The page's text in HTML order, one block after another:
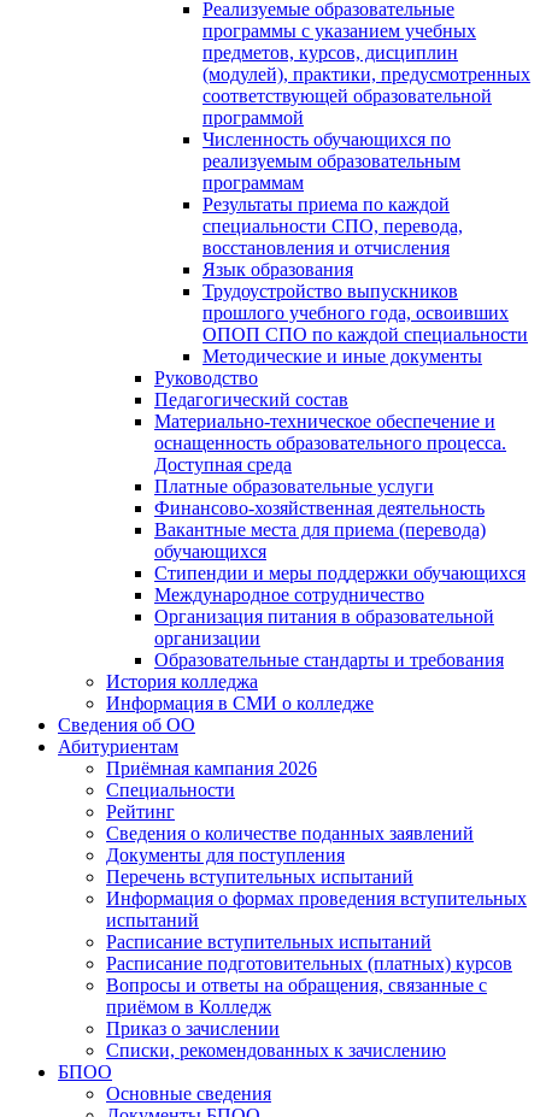
Реализуемые образовательные
программы с указанием учебных
предметов, курсов, дисциплин
(модулей), практики, предусмотренных
соответствующей образовательной
программой
Численность обучающихся по
реализуемым образовательным
программам
Результаты приема по каждой
специальности СПО, перевода,
восстановления и отчисления
Язык образования
Трудоустройство выпускников
прошлого учебного года, освоивших
ОПОП СПО по каждой специальности
Методические и иные документы
Руководство
Педагогический состав
Материально-техническое обеспечение и
оснащенность образовательного процесса.
Доступная среда
Платные образовательные услуги
Финансово-хозяйственная деятельность
Вакантные места для приема (перевода)
обучающихся
Стипендии и меры поддержки обучающихся
Международное сотрудничество
Организация питания в образовательной
организации
Образовательные стандарты и требования
История колледжа
Информация в СМИ о колледже
Сведения об ОО
Абитуриентам
Приёмная кампания 2026
Специальности
Рейтинг
Сведения о количестве поданных заявлений
Документы для поступления
Перечень вступительных испытаний
Информация о формах проведения вступительных
испытаний
Расписание вступительных испытаний
Расписание подготовительных (платных) курсов
Вопросы и ответы на обращения, связанные с
приёмом в Колледж
Приказ о зачислении
Списки, рекомендованных к зачислению
БПОО
Основные сведения